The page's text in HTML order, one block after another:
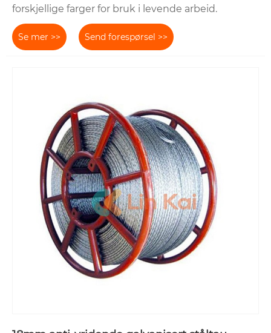
forskjellige farger for bruk i levende arbeid.
Se mer >> Send forespørsel >>